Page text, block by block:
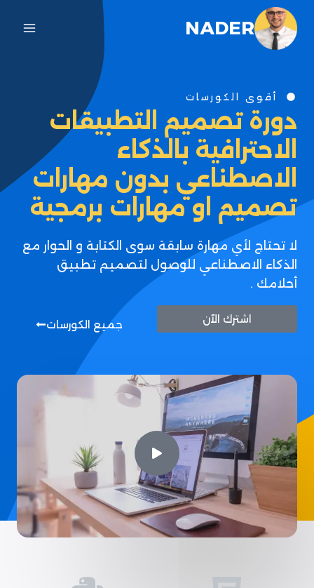
NADER
أقوى الكورسات
دورة تصميم التطبيقات
الاحترافية بالذكاء
الاصطناعي بدون مهارات
تصميم او مهارات برمجية
لا تحتاج لأي مهارة سابقة سوى الكتابة و الحوار مع
الذكاء الاصطناعي للوصول لتصميم تطبيق
أحلامك .
اشترك الآن جميع الكورسات